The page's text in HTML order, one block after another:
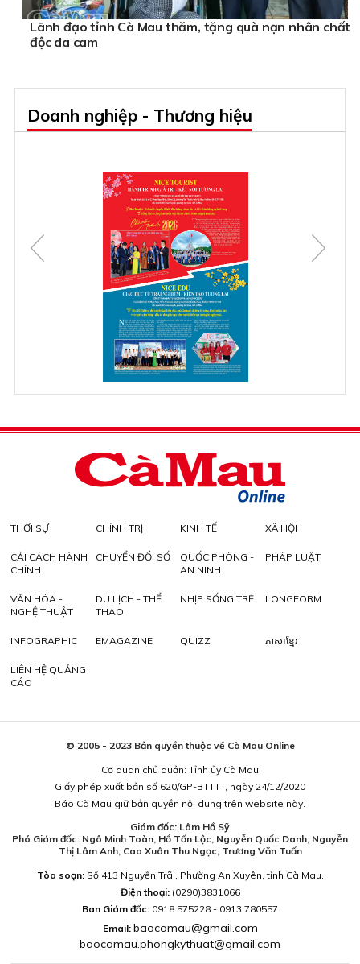
Lãnh đạo tỉnh Cà Mau thăm, tặng quà nạn nhân chất
độc da cam
Doanh nghiệp - Thương hiệu
THỜI SỰ CHÍNH TRỊ KINH TẾ XÃ HỘI
CẢI CÁCH HÀNH
CHÍNH
CHUYỂN ĐỔI SỐ
QUỐC PHÒNG -
AN NINH
PHÁP LUẬT
VĂN HÓA -
NGHỆ THUẬT
DU LỊCH - THỂ
THAO
NHỊP SỐNG TRẺ LONGFORM
INFOGRAPHIC EMAGAZINE QUIZZ ភាសាខ្មែរ
LIÊN HỆ QUẢNG
CÁO
© 2005 - 2023 Bản quyền thuộc về Cà Mau Online
Cơ quan chủ quản: Tỉnh ủy Cà Mau
Giấy phép xuất bản số 620/GP-BTTTT, ngày 24/12/2020
Báo Cà Mau giữ bản quyền nội dung trên website này.
Giám đốc: Lâm Hồ Sỹ
Phó Giám đốc: Ngô Minh Toàn, Hồ Tấn Lộc, Nguyễn Quốc Danh, Nguyễn
Thị Lâm Anh, Cao Xuân Thu Ngọc, Trương Văn Tuấn
Tòa soạn:Số 413 Nguyễn Trãi, Phường An Xuyên, tỉnh Cà Mau.
Điện thoại: (0290)3831066
Ban Giám đốc: 0918.575228 - 0913.780557
Email: baocamau@gmail.com
baocamau.phongkythuat@gmail.com